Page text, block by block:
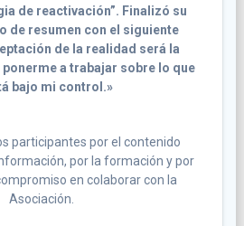
de reactivación”. Finalizó su
de resumen con el siguiente
de la realidad será la
a trabajar sobre lo que
bajo mi control.»
participantes por el contenido
por la formación y por
en colaborar con la
Asociación.